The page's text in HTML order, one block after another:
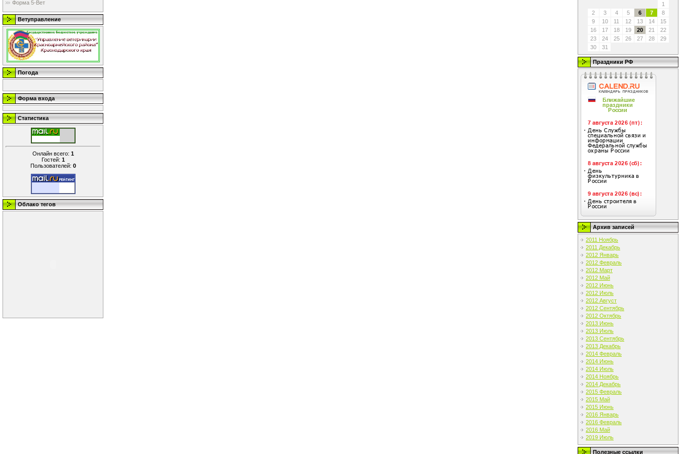
Форма 5-Вет
Ветуправление
Погода
Форма входа
Статистика
Онлайн всего: 1
Гостей: 1
Пользователей: 0
Облако тегов
1
2
3 4 5 6 7
8
9
10 11 12 13 14
15
16
17 18 19 20 21
22
23
24 25 26 27 28
29
30
31
Праздники РФ
Архив записей
2011 Ноябрь
2011 Декабрь
2012 Январь
2012 Февраль
2012 Март
2012 Май
2012 Июнь
2012 Июль
2012 Август
2012 Сентябрь
2012 Октябрь
2013 Июнь
2013 Июль
2013 Сентябрь
2013 Декабрь
2014 Февраль
2014 Июнь
2014 Июль
2014 Ноябрь
2014 Декабрь
2015 Февраль
2015 Май
2015 Июнь
2016 Январь
2016 Февраль
2016 Май
2019 Июль
Полезные ссылки